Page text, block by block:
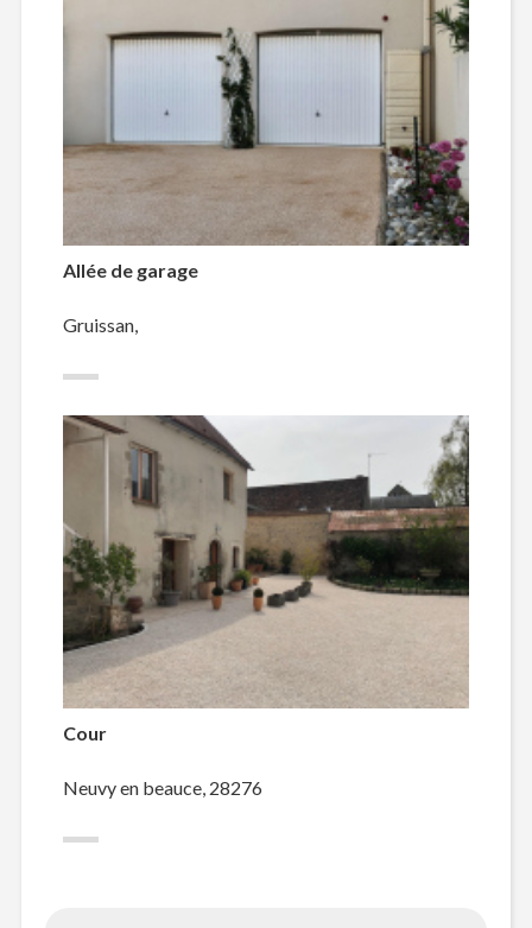
Allée de garage
Gruissan,
Cour
Neuvy en beauce, 28276